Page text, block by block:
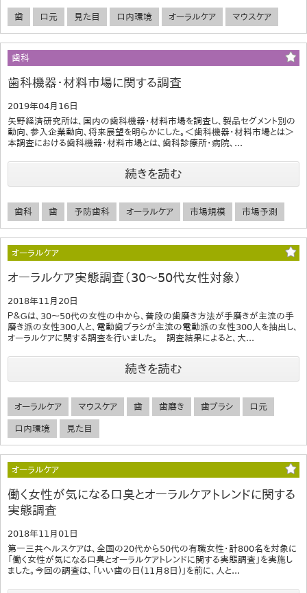
歯 口元 見た目 口内環境 オーラルケア マウスケア
歯科
歯科機器・材料市場に関する調査
2019年04月16日
矢野経済研究所は、国内の歯科機器・材料市場を調査し、製品セグメント別の
動向、参入企業動向、将来展望を明らかにした。＜歯科機器・材料市場とは＞
本調査における歯科機器・材料市場とは、歯科診療所・病院、...
続きを読む
歯科 歯 予防歯科 オーラルケア 市場規模 市場予測
オーラルケア
オーラルケア実態調査（30〜50代女性対象）
2018年11月20日
Ｐ＆Ｇは、30～50代の女性の中から、普段の歯磨き方法が手磨きが主流の手
磨き派の女性300人と、電動歯ブラシが主流の電動派の女性300人を抽出し、
オーラルケアに関する調査を行いました。 調査結果によると、大...
続きを読む
オーラルケア マウスケア 歯 歯磨き 歯ブラシ 口元
口内環境 見た目
オーラルケア
働く女性が気になる口臭とオーラルケアトレンドに関する
実態調査
2018年11月01日
第一三共ヘルスケアは、全国の20代から50代の有職女性・計800名を対象に
「働く女性が気になる口臭とオーラルケアトレンドに関する実態調査」を実施し
ました。今回の調査は、「いい歯の日(11月8日)」を前に、人と...